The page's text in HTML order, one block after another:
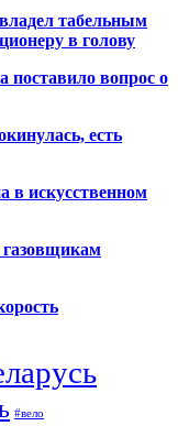
табельным
в голову
поставило вопрос о
есть
в искусственном
газовщикам
#вело